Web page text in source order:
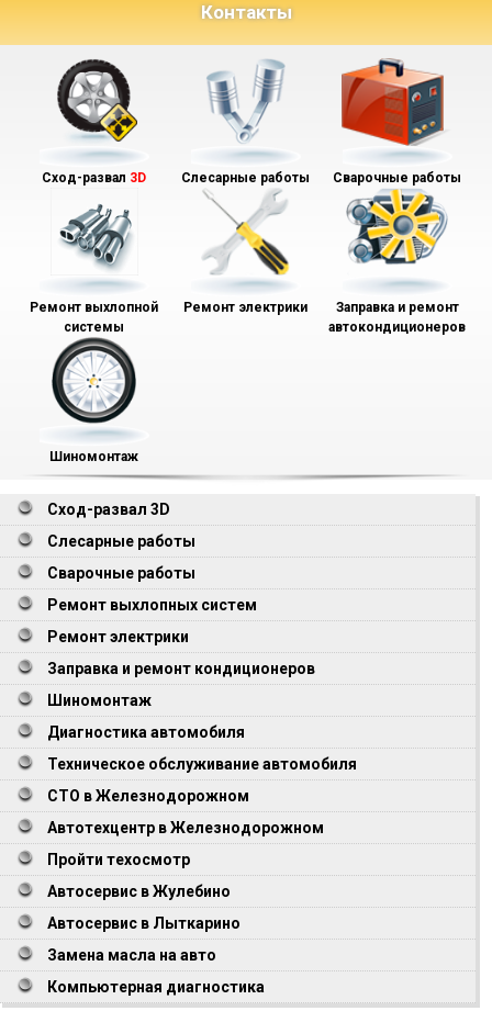
Контакты
Сход-развал 3D Слесарные работы Сварочные работы
Ремонт выхлопной
системы
Ремонт электрики
Заправка и ремонт
автокондиционеров
Шиномонтаж
Сход-развал 3D
Слесарные работы
Сварочные работы
Ремонт выхлопных систем
Ремонт электрики
Заправка и ремонт кондиционеров
Шиномонтаж
Диагностика автомобиля
Техническое обслуживание автомобиля
СТО в Железнодорожном
Автотехцентр в Железнодорожном
Пройти техосмотр
Автосервис в Жулебино
Автосервис в Лыткарино
Замена масла на авто
Компьютерная диагностика